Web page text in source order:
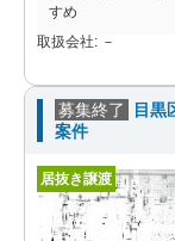
すめ
取扱会社: －
募集終了
目黒
案件
居抜き譲渡